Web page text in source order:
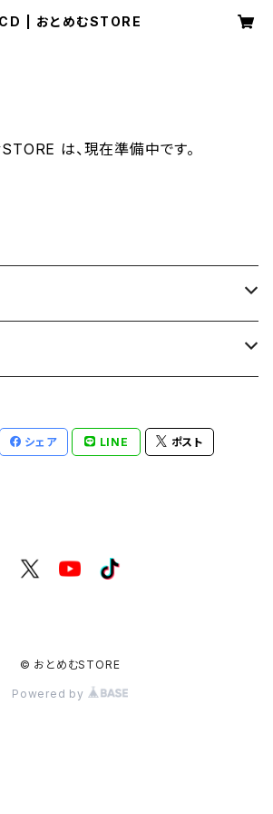
CD | おとめむSTORE
は、現在準備中です。
む
シェア LINE ポスト
© おとめむSTORE
Powered by